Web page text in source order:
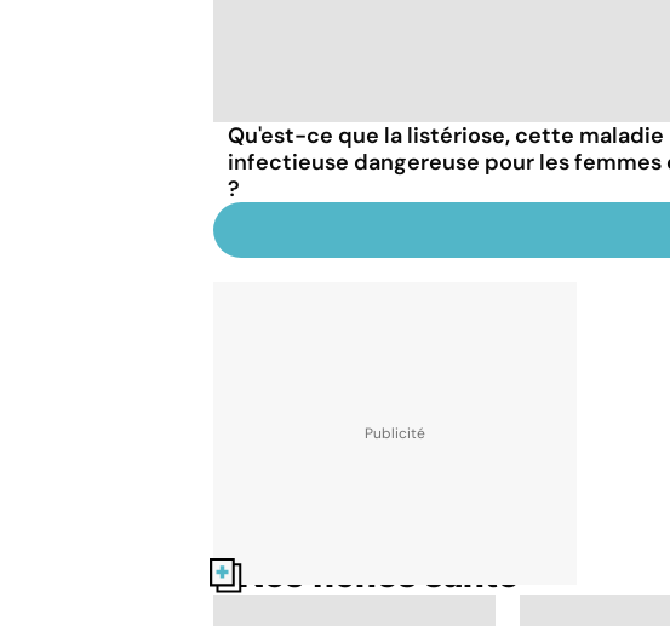
Qu'est-ce que la listériose, cette maladie
infectieuse dangereuse pour les
?
Nos fiches santé